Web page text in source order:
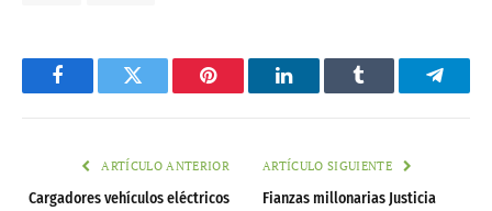
FacebookTwitter Pinterest LinkedInTumblr
ARTÍCULO ANTERIOR
Cargadores vehículos eléctricos
ARTÍCULO SIGUIENTE
Fianzas millonarias Justicia